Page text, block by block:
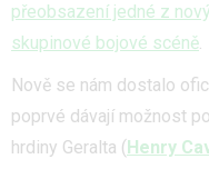
přeobsazení jedné z
skupinové bojové scéně.
Nově se nám dostalo
poprvé dávají možnost
hrdiny Geralta ( Henry